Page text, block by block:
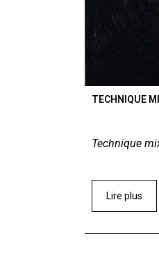
TECHNIQUE
Technique
Lire plus